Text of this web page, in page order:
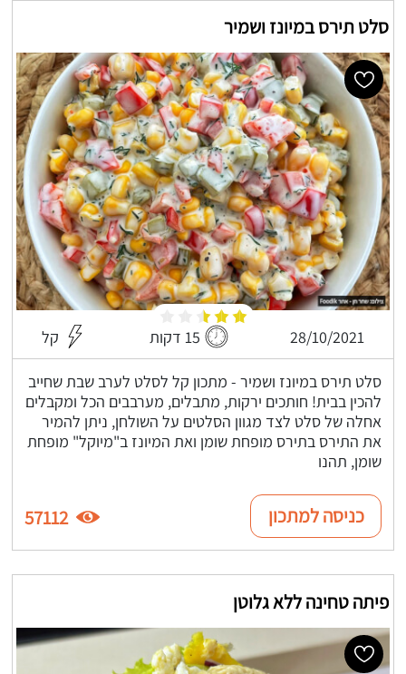
סלט תירס במיונז ושמיר
28/10/2021 15 דקות קל
סלט תירס במיונז ושמיר - מתכון קל לסלט לערב שבת שחייב
להכין בבית! חותכים ירקות, מתבלים, מערבבים הכל ומקבלים
אחלה של סלט לצד מגוון הסלטים על השולחן, ניתן להמיר
את התירס בתירס מופחת שומן ואת המיונז ב"מיוקל" מופחת
שומן, תהנו
כניסה למתכון 57112
פיתה טחינה ללא גלוטן